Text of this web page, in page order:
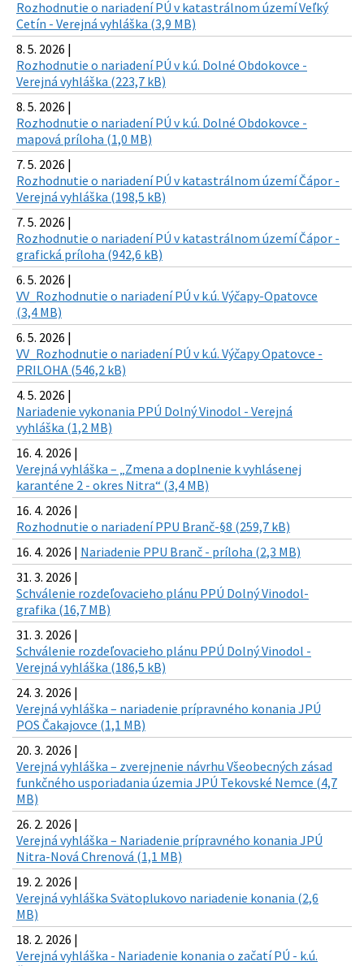
Rozhodnutie o nariadení PÚ v katastrálnom území Veľký
Cetín - Verejná vyhláška (3,9 MB)
8. 5. 2026 |
Rozhodnutie o nariadení PÚ v k.ú. Dolné Obdokovce -
Verejná vyhláška (223,7 kB)
8. 5. 2026 |
Rozhodnutie o nariadení PÚ v k.ú. Dolné Obdokovce -
mapová príloha (1,0 MB)
7. 5. 2026 |
Rozhodnutie o nariadení PÚ v katastrálnom území Čápor -
Verejná vyhláška (198,5 kB)
7. 5. 2026 |
Rozhodnutie o nariadení PÚ v katastrálnom území Čápor -
grafická príloha (942,6 kB)
6. 5. 2026 |
VV_Rozhodnutie o nariadení PÚ v k.ú. Výčapy-Opatovce
(3,4 MB)
6. 5. 2026 |
VV_Rozhodnutie o nariadení PÚ v k.ú. Výčapy Opatovce -
PRILOHA (546,2 kB)
4. 5. 2026 |
Nariadenie vykonania PPÚ Dolný Vinodol - Verejná
vyhláška (1,2 MB)
16. 4. 2026 |
Verejná vyhláška – „Zmena a doplnenie k vyhlásenej
karanténe 2 - okres Nitra“ (3,4 MB)
16. 4. 2026 |
Rozhodnutie o nariadení PPU Branč-§8 (259,7 kB)
16. 4. 2026 | Nariadenie PPU Branč - príloha (2,3 MB)
31. 3. 2026 |
Schválenie rozdeľovacieho plánu PPÚ Dolný Vinodol-
grafika (16,7 MB)
31. 3. 2026 |
Schválenie rozdeľovacieho plánu PPÚ Dolný Vinodol -
Verejná vyhláška (186,5 kB)
24. 3. 2026 |
Verejná vyhláška – nariadenie prípravného konania JPÚ
POS Čakajovce (1,1 MB)
20. 3. 2026 |
Verejná vyhláška – zverejnenie návrhu Všeobecných zásad
funkčného usporiadania územia JPÚ Tekovské Nemce (4,7
MB)
26. 2. 2026 |
Verejná vyhláška – Nariadenie prípravného konania JPÚ
Nitra-Nová Chrenová (1,1 MB)
19. 2. 2026 |
Verejná vyhláška Svätoplukovo nariadenie konania (2,6
MB)
18. 2. 2026 |
Verejná vyhláška - Nariadenie konania o začatí PÚ - k.ú.